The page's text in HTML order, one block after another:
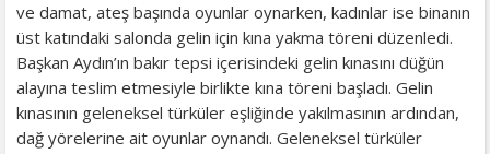
ve damat, ateş başında oyunlar oynarken, kadınlar ise binanın
üst katındaki salonda gelin için kına yakma töreni düzenledi.
Başkan Aydın’ın bakır tepsi içerisindeki gelin kınasını düğün
alayına teslim etmesiyle birlikte kına töreni başladı. Gelin
kınasının geleneksel türküler eşliğinde yakılmasının ardından,
dağ yörelerine ait oyunlar oynandı. Geleneksel türküler